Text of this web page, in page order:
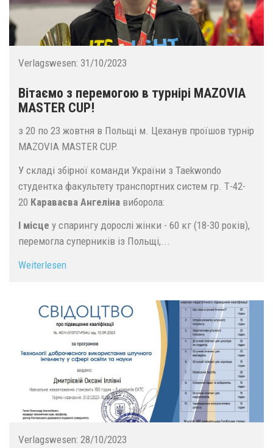
Verlagswesen: 31/10/2023
Вітаємо з перемогою в турнірі MAZOVIA
MASTER CUP!
з 20 по 23 жовтня в Польщі м. Цеханув проїшов турнір
MAZOVIA MASTER CUP.
У складі збірної команди України з Taekwondo
студентка факультету транспортних систем гр. Т-42-
20 Караваєва Ангеліна виборола:
I місце у спарингу дорослі жінки - 60 кг (18-30 років),
перемогла суперників із Польщі,...
Weiterlesen
Verlagswesen: 28/10/2023